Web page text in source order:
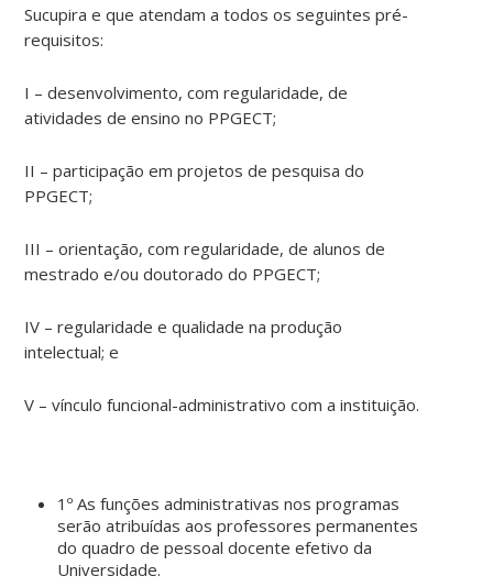
Sucupira e que atendam a todos os seguintes pré-
requisitos:
I – desenvolvimento, com regularidade, de
atividades de ensino no PPGECT;
II – participação em projetos de pesquisa do
PPGECT;
III – orientação, com regularidade, de alunos de
mestrado e/ou doutorado do PPGECT;
IV – regularidade e qualidade na produção
intelectual; e
V – vínculo funcional-administrativo com a instituição.
1º As funções administrativas nos programas
serão atribuídas aos professores permanentes
do quadro de pessoal docente efetivo da
Universidade.